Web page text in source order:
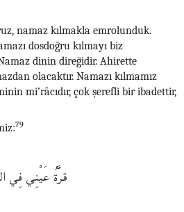
namaz kılmakla emrolunduk.
dosdoğru kılmayı biz
dinin direğidir. Ahirette
olacaktır. Namazı kılmamız
mi’râcıdır, çok şerefli bir ibadettir,
79
قرَّةُ عَيْنِي فِي